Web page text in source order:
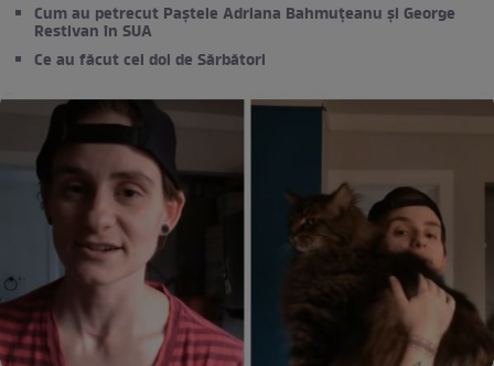
Cum au petrecut Paștele Adriana Bahmuțeanu și George
Restivan în SUA
Ce au făcut cei doi de Sărbători